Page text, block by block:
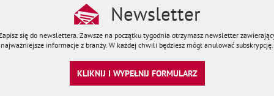
Newsletter
się do newslettera. Zawsze na początku tygodnia otrzymasz newsletter
najważniejsze informacje z branży. W każdej chwili będziesz mógł anulować subskrypcję.
KLIKNIJ I WYPEŁNIJ FORMULARZ